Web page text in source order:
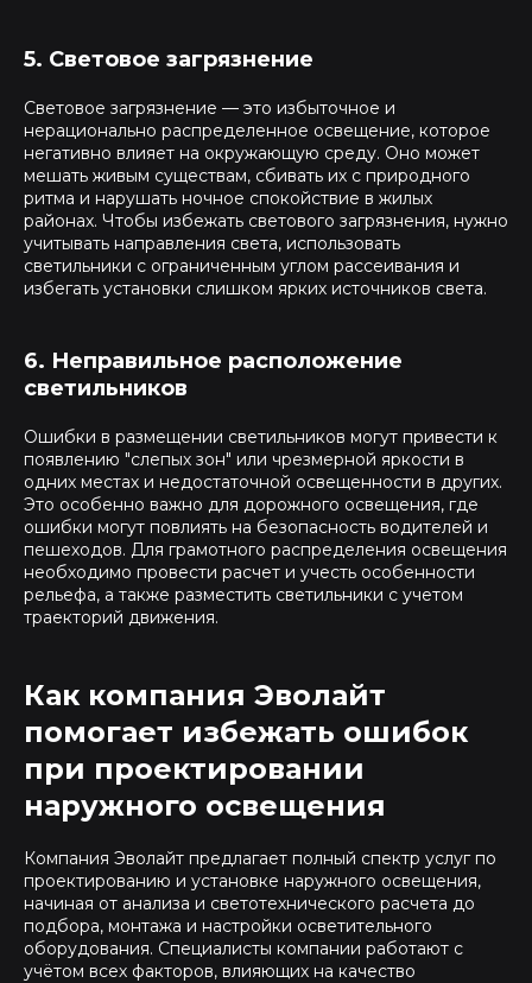
5. Световое загрязнение
Световое загрязнение — это избыточное и
нерационально распределенное освещение, которое
негативно влияет на окружающую среду. Оно может
мешать живым существам, сбивать их с природного
ритма и нарушать ночное спокойствие в жилых
районах. Чтобы избежать светового загрязнения, нужно
учитывать направления света, использовать
светильники с ограниченным углом рассеивания и
избегать установки слишком ярких источников света.
6. Неправильное расположение
светильников
Ошибки в размещении светильников могут привести к
появлению "слепых зон" или чрезмерной яркости в
одних местах и недостаточной освещенности в других.
Это особенно важно для дорожного освещения, где
ошибки могут повлиять на безопасность водителей и
пешеходов. Для грамотного распределения освещения
необходимо провести расчет и учесть особенности
рельефа, а также разместить светильники с учетом
траекторий движения.
Как компания Эволайт
помогает избежать ошибок
при проектировании
наружного освещения
Компания Эволайт предлагает полный спектр услуг по
проектированию и установке наружного освещения,
начиная от анализа и светотехнического расчета до
подбора, монтажа и настройки осветительного
оборудования. Специалисты компании работают с
учётом всех факторов, влияющих на качество